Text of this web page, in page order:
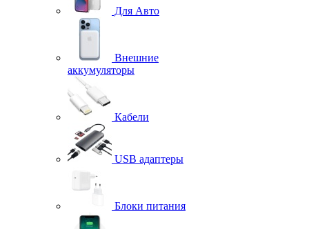
Для Авто
Внешние
аккумуляторы
Кабели
USB адаптеры
Блоки питания